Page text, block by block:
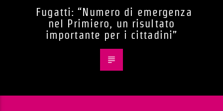
Fugatti: “Numero di emergenza
nel Primiero, un risultato
importante per i cittadini”